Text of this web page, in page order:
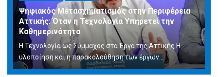
Ψηφιακός Μετασχηματισμός στην Περιφέρεια
Αττικής: Όταν η Τεχνολογία Υπηρετεί την
Καθημερινότητα
Η Τεχνολογία ως Σύμμαχος στα Έργα της Αττικής Η
υλοποίηση και η παρακολούθηση των έργων...